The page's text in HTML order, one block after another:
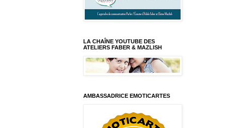
LA CHAÎNE YOUTUBE DES
ATELIERS FABER & MAZLISH
AMBASSADRICE EMOTICARTES